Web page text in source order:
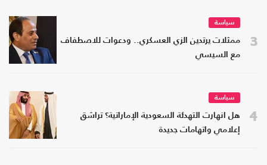
3
سياسة
ممثلات يرتدين الزي العسكري.. ودعوات للاصطفاف
مع السيسي
4
سياسة
هل انهارت التهدئة السعودية الإماراتية؟ تراشق
إعلامي واتهامات جديدة